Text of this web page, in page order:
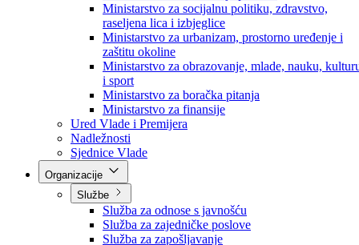
Ministarstvo za privredu
Ministarstvo za pravosuđe, upravu i radne odnose
Ministarstvo za unutrašnje poslove
Ministarstvo za socijalnu politiku, zdravstvo,
raseljena lica i izbjeglice
Ministarstvo za urbanizam, prostorno uređenje i
zaštitu okoline
Ministarstvo za obrazovanje, mlade, nauku,
i sport
Ministarstvo za boračka pitanja
Ministarstvo za finansije
Ured Vlade i Premijera
Nadležnosti
Sjednice Vlade
Službe